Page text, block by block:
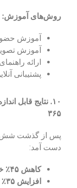
روش‌های آموزش:
آموزش
آموزش
ارائه
پشتیبانی
۳۶۵
پس از گذشت شش
دست آمد:
کاهش ۴۵٪ خطاهای انسانی
افزایش ۳۵٪ بهره‌وری واحد تولید